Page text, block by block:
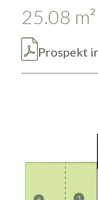
25.08 m2
Prospekt